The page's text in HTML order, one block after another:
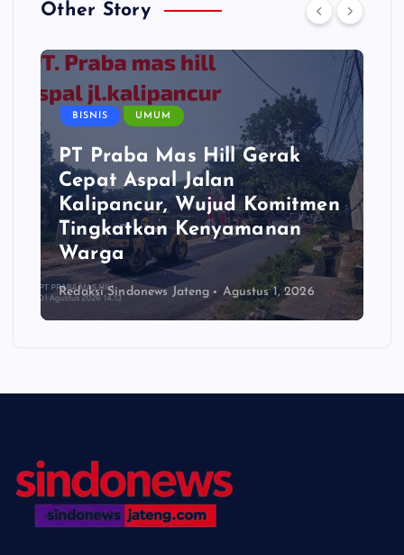
Other Story
BISNIS UMUM
PT Praba Mas Hill Gerak
Cepat Aspal Jalan
Kalipancur, Wujud Komitmen
Tingkatkan Kenyamanan
Warga
Redaksi Sindonews Jateng Agustus 1, 2026